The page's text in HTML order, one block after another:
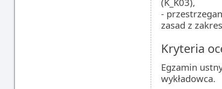
-
zasad z
Kryteria
Egzamin
wykładowca.